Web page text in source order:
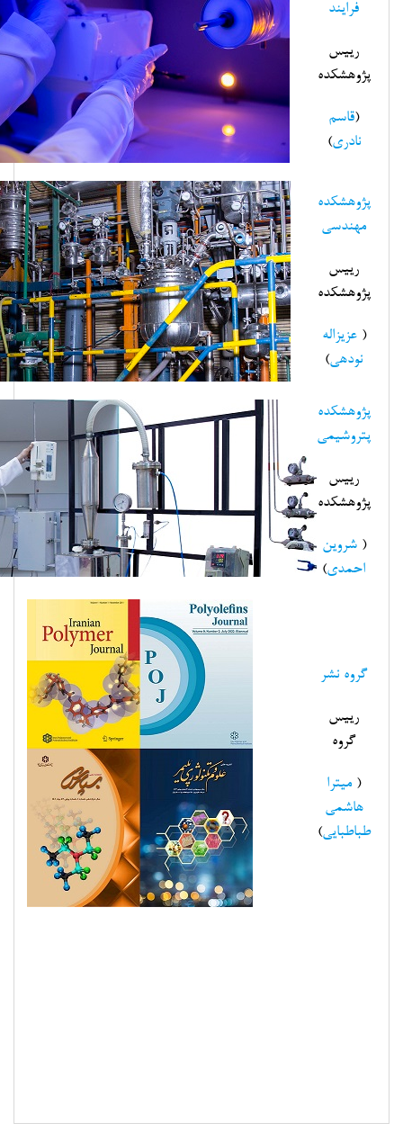
فرایند
رییس
پژوهشکده
(قاسم
نادری)
پژوهشکده
مهندسی
رییس
پژوهشکده
(عزیزاله
نودهی)
پژوهشکده
پتروشیمی
رییس
پژوهشکده
(شروین
احمدی)
گروه نشر
رییس
گروه
(میترا
هاشمی
طباطبایی)